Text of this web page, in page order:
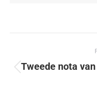
Tweede nota